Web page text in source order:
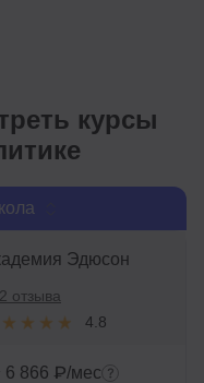
курсы
Эдюсон
4.8
отзыва
6 866 ₽/мес